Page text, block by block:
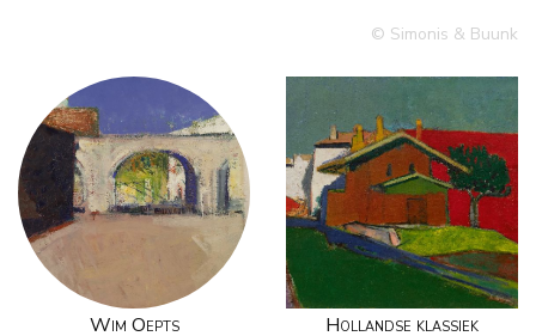
© Simonis & Buunk
Wim Oepts
Hollandse klassiek